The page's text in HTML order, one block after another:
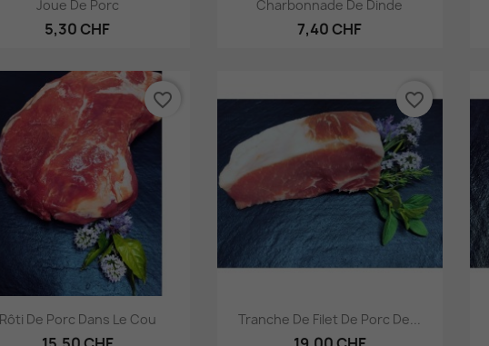
Joue De Porc
5,30 CHF
Charbonnade De Dinde
7,40 CHF
Aperçu rapide
Rôti De Porc Dans Le Cou
favorite_border
 Aperçu rapide
Tranche De Filet De Porc De...
favorite_border